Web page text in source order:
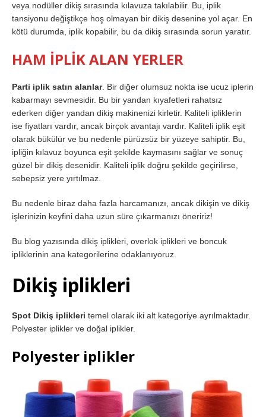
veya nodüller dikiş sırasında kılavuza takılabilir. Bu, iplik
tansiyonu değiştikçe hoş olmayan bir dikiş desenine yol açar. En
kötü durumda, iplik kopabilir, bu da dikiş sırasında sorun yaratır.
HAM İPLİK ALAN YERLER
Parti iplik satın alanlar. Bir diğer olumsuz nokta ise ucuz iplerin
kabarmayı sevmesidir. Bu bir yandan kıyafetleri rahatsız
ederken diğer yandan dikiş makinenizi kirletir. Kaliteli ipliklerin
ise fiyatları vardır, ancak birçok avantajı vardır. Kaliteli iplik eşit
olarak bükülür ve bu nedenle pürüzsüz bir yüzeye sahiptir. Bu,
ipliğin kılavuz boyunca eşit şekilde kaymasını sağlar ve sonuç
güzel bir dikiş desenidir. Kaliteli iplik doğru şekilde geçirilirse,
sebepsiz yere yırtılmaz.
Bu nedenle biraz daha fazla harcamanızı, ancak dikişin ve dikiş
işlerinizin keyfini daha uzun süre çıkarmanızı öneririz!
Bu blog yazısında dikiş iplikleri, overlok iplikleri ve boncuk
ipliklerinin ana kategorilerine odaklanıyoruz.
Dikiş iplikleri
Spot Dikiş iplikleri temel olarak iki alt kategoriye ayrılmaktadır.
Polyester iplikler ve doğal iplikler.
Polyester iplikler